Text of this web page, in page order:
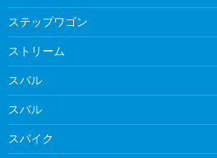
ステップワゴン
ストリーム
スバル
スバル
スパイク